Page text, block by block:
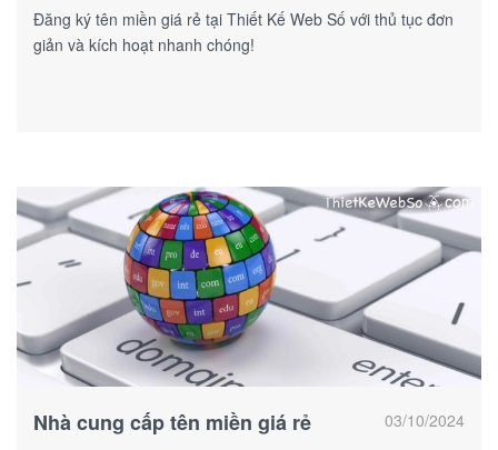
Đăng ký tên miền giá rẻ tại Thiết Kế Web Số với thủ tục đơn
giản và kích hoạt nhanh chóng!
03/10/2024
Nhà cung cấp tên miền giá rẻ